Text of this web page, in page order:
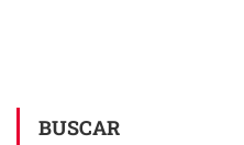
BUSCAR